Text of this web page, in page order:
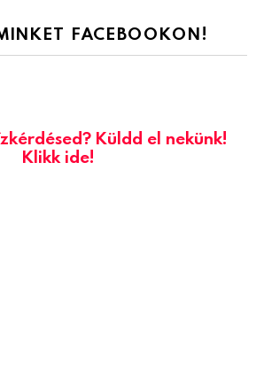
FACEBOOKON!
Küldd el nekünk!
Klikk ide!